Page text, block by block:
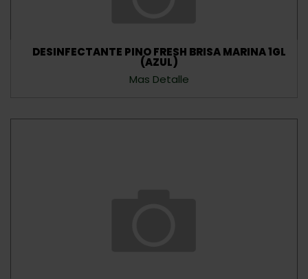
DESINFECTANTE PINO FRESH BRISA MARINA 1GL
(AZUL)
Mas Detalle